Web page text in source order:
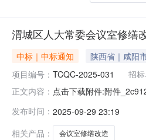
渭城区人大常委会议室修缮
中标｜中标通知 陕西省｜咸阳
项目编号： TCQC-2025-031 招标
正文内容： 点击下载附件:附件
联系方式招标人：咸阳
发布时间： 2025-09-29 23:19
相关产品：
会议室修缮改造